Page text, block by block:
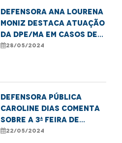
Defensora Ana Lourena
Moniz destaca atuação
da DPE/MA em casos de
adoção
28/05/2024
Defensora pública
Caroline Dias comenta
sobre a 3ª Feira de
Empreendedorismo
22/05/2024